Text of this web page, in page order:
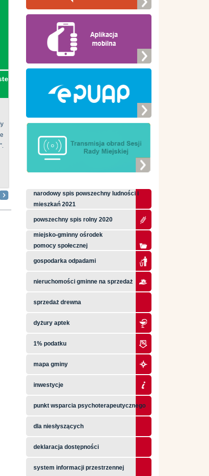
narodowy spis powszechny ludności i
mieszkań 2021
powszechny spis rolny 2020
miejsko-gminny ośrodek
pomocy społecznej
gospodarka odpadami
nieruchomości gminne na sprzedaż
sprzedaż drewna
dyżury aptek
1% podatku
mapa gminy
inwestycje
punkt wsparcia psychoterapeutycznego
dla niesłyszących
deklaracja dostępności
system informacji przestrzennej